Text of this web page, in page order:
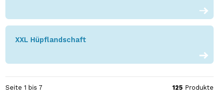
XXL Hüpflandschaft
Seite 1 bis 7 125Produkte